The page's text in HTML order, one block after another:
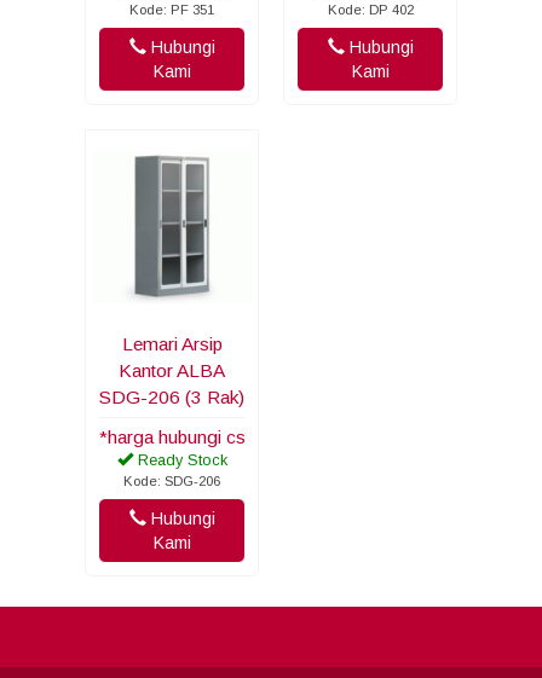
Kode: PF 351
Hubungi
Kami
Kode: DP 402
Hubungi
Kami
Lemari Arsip
Kantor ALBA
SDG-206 (3 Rak)
*harga hubungi cs
Ready Stock
Kode: SDG-206
Hubungi
Kami